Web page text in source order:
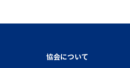
協会について